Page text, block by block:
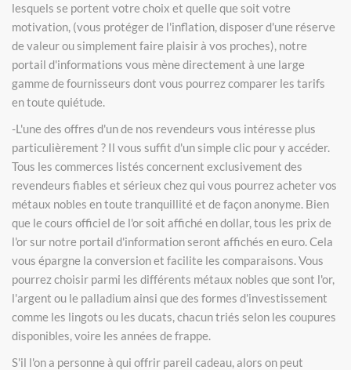
lesquels se portent votre choix et quelle que soit votre
motivation, (vous protéger de l'inflation, disposer d'une réserve
de valeur ou simplement faire plaisir à vos proches), notre
portail d'informations vous mène directement à une large
gamme de fournisseurs dont vous pourrez comparer les tarifs
en toute quiétude.
-L'une des offres d'un de nos revendeurs vous intéresse plus
particulièrement ? Il vous suffit d'un simple clic pour y accéder.
Tous les commerces listés concernent exclusivement des
revendeurs fiables et sérieux chez qui vous pourrez acheter vos
métaux nobles en toute tranquillité et de façon anonyme. Bien
que le cours officiel de l'or soit affiché en dollar, tous les prix de
l'or sur notre portail d'information seront affichés en euro. Cela
vous épargne la conversion et facilite les comparaisons. Vous
pourrez choisir parmi les différents métaux nobles que sont l'or,
l'argent ou le palladium ainsi que des formes d'investissement
comme les lingots ou les ducats, chacun triés selon les coupures
disponibles, voire les années de frappe.
S'il l'on a personne à qui offrir pareil cadeau, alors on peut